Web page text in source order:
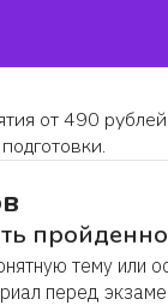
от 490
тему или
перед